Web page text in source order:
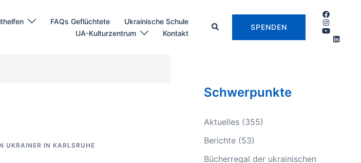
FAQs Geflüchtete
Ukrainische Schule
UA-Kulturzentrum
Kontakt
SPENDEN
UKRAINER IN KARLSRUHE
Schwerpunkte
Aktuelles (355)
Berichte (53)
Bücherregal der ukrainischen